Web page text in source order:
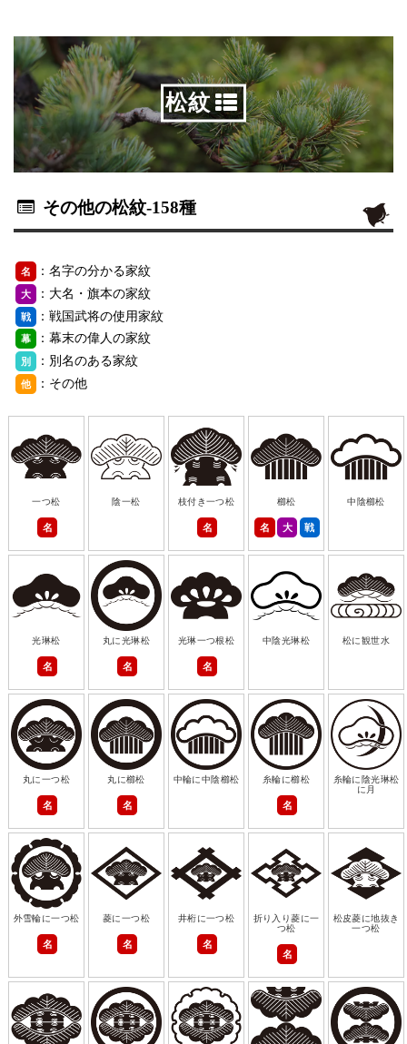
松紋
その他の松紋-158種
名 ：名字の分かる家紋
大 ：大名・旗本の家紋
戦 ：戦国武将の使用家紋
幕 ：幕末の偉人の家紋
別 ：別名のある家紋
他 ：その他
一つ松
名
陰一松 枝付き一つ松
名
櫛松
名 大 戦
中陰櫛松
光琳松
名
丸に光琳松
名
光琳一つ根松
名
中陰光琳松 松に観世水
丸に一つ松
名
丸に櫛松
名
中輪に中陰櫛松 糸輪に櫛松
名
糸輪に陰光琳松
に月
外雪輪に一つ松
名
菱に一つ松
名
井桁に一つ松
名
折り入り菱に一
つ松
名
松皮菱に地抜き
一つ松